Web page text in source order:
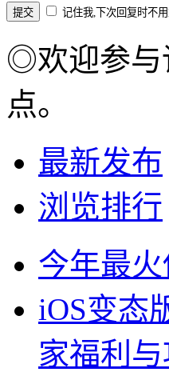
记住我,下次回复时不
◎欢迎参与
点。
最新发布
浏览排行
今年最
iOS变态
家福利与